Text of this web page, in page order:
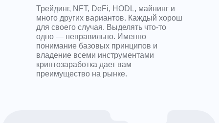
Трейдинг, NFT, DeFi, HODL, майнинг и
много других вариантов. Каждый хорош
для своего случая. Выделять что-то
одно — неправильно. Именно
понимание базовых принципов и
владение всеми инструментами
криптозаработка дает вам
преимущество на рынке.